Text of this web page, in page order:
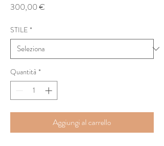
300,00 €
STILE *
Quantità *
Aggiungi al carrello